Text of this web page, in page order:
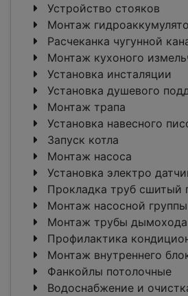
Устройство стояков
Монтаж
Расчеканка чугунной
Монтаж кухоного
Установка инсталяции
Установка душевого
Монтаж трапа
Установка навесного
Запуск котла
Монтаж насоса
Установка электро
Прокладка труб сшитый
Монтаж насосной группы
Монтаж трубы дымохода
Профилактика
Монтаж внутреннего
Фанкойлы потолочные
Водоснабжение и